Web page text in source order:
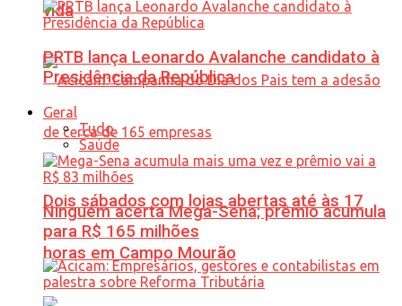
vida
Dois sábados com lojas abertas até às 17
horas em Campo Mourão
PRTB lança Leonardo Avalanche candidato à
Presidência da República
Geral
Tudo
Saúde
Ninguém acerta Mega-Sena; prêmio acumula
para R$ 165 milhões